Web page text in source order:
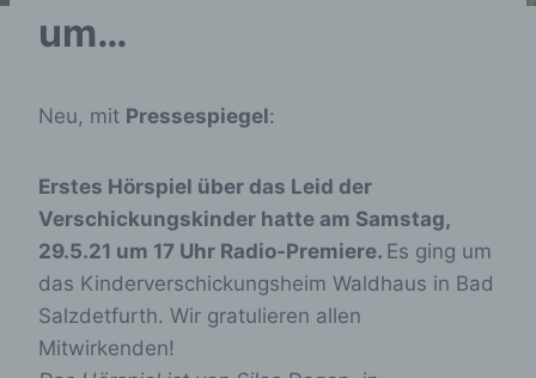
um…
Neu, mit Pressespiegel:
Erstes Hörspiel über das Leid der
Verschickungskinder hatte am Samstag,
29.5.21 um 17 Uhr Radio-Premiere. Es ging um
das Kinderverschickungsheim Waldhaus in Bad
Salzdetfurth. Wir gratulieren allen
Mitwirkenden!